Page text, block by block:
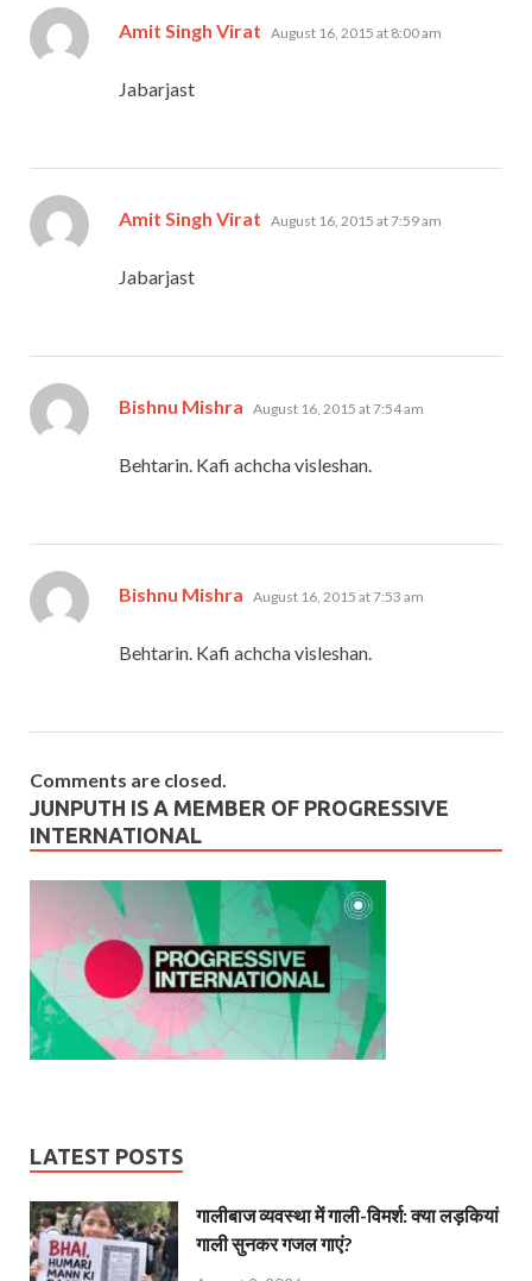
Amit Singh Virat says:
August 16, 2015 at 8:00 am
Jabarjast
Amit Singh Virat says:
August 16, 2015 at 7:59 am
Jabarjast
Bishnu Mishra says:
August 16, 2015 at 7:54 am
Behtarin. Kafi achcha visleshan.
Bishnu Mishra says:
August 16, 2015 at 7:53 am
Behtarin. Kafi achcha visleshan.
Comments are closed.
JUNPUTH IS A MEMBER OF PROGRESSIVE
INTERNATIONAL
LATEST POSTS
गालीबाज व्‍यवस्‍था में गाली-विमर्श: क्या लड़कियां
गाली सुनकर गजल गाएं?